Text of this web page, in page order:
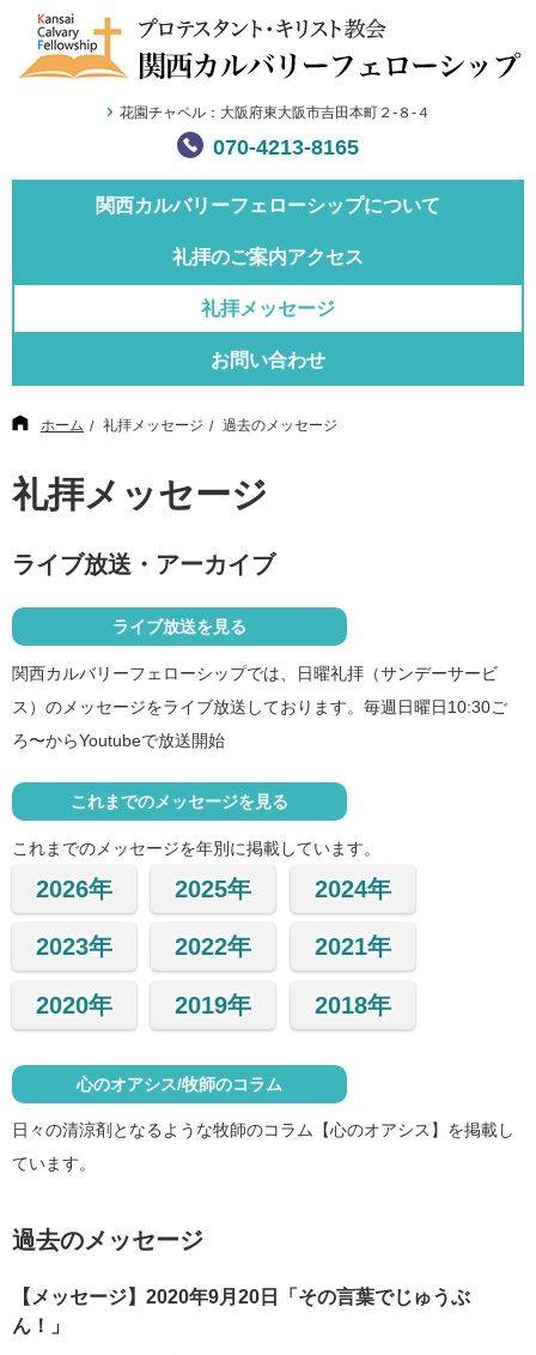
花園チャペル：大阪府東大阪市吉田本町２-８-４
070-4213-8165
関西カルバリーフェローシップについて
礼拝のご案内アクセス
礼拝メッセージ
お問い合わせ
ホーム 礼拝メッセージ 過去のメッセージ
礼拝メッセージ
ライブ放送・アーカイブ
ライブ放送を見る
関西カルバリーフェローシップでは、日曜礼拝（サンデーサービ
ス）のメッセージをライブ放送しております。毎週日曜日10:30ご
ろ〜からYoutubeで放送開始
これまでのメッセージを見る
これまでのメッセージを年別に掲載しています。
2026年 2025年 2024年
2023年 2022年 2021年
2020年 2019年 2018年
心のオアシス/牧師のコラム
日々の清涼剤となるような牧師のコラム【心のオアシス】を掲載し
ています。
過去のメッセージ
【メッセージ】2020年9月20日「その言葉でじゅうぶ
ん！」